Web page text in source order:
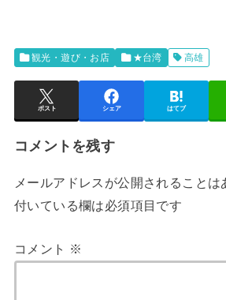
観光・遊び・お店 ★台湾 高雄
ポスト シェア はてブ
コメントを残す
メールアドレスが公開されることは
付いている欄は必須項目です
コメント ※